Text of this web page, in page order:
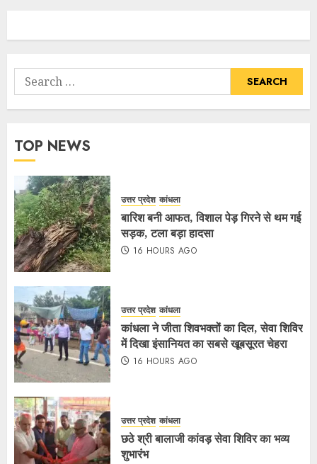
TOP NEWS
उत्तर प्रदेश कांधला
बारिश बनी आफत, विशाल पेड़ गिरने से थम गई
सड़क, टला बड़ा हादसा
16 HOURS AGO
उत्तर प्रदेश कांधला
कांधला ने जीता शिवभक्तों का दिल, सेवा शिविर
में दिखा इंसानियत का सबसे खूबसूरत चेहरा
16 HOURS AGO
उत्तर प्रदेश कांधला
छठे श्री बालाजी कांवड़ सेवा शिविर का भव्य
शुभारंभ